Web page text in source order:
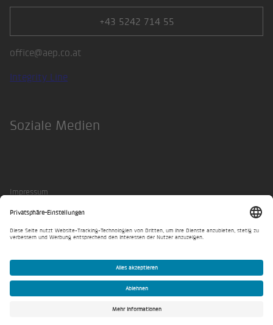
+43 5242 714 55
office@aep.co.at
Integrity Line
Soziale Medien
Impressum
Datenschutzerklärung
Privatsphäre-Einstellungen
© AEP Planung und Beratung GmbH 2026